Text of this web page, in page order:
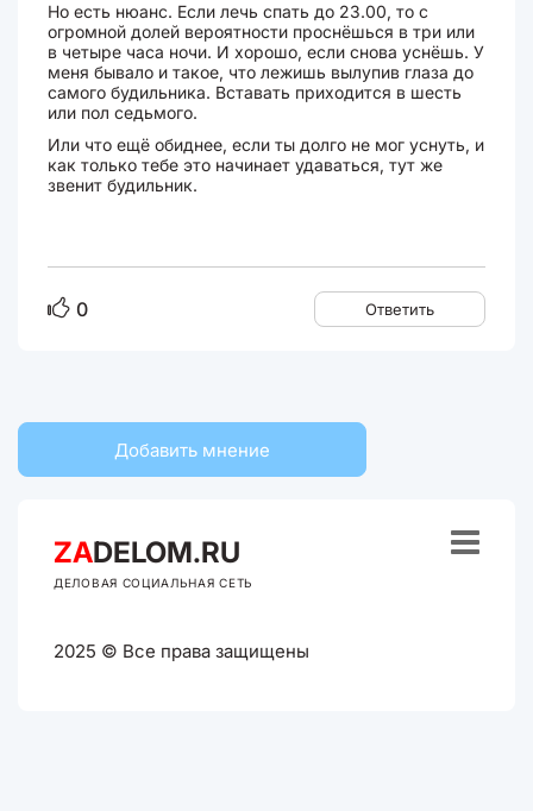
Но есть нюанс. Если лечь спать до 23.00, то с
огромной долей вероятности проснёшься в три или
в четыре часа ночи. И хорошо, если снова уснёшь. У
меня бывало и такое, что лежишь вылупив глаза до
самого будильника. Вставать приходится в шесть
или пол седьмого.
Или что ещё обиднее, если ты долго не мог уснуть, и
как только тебе это начинает удаваться, тут же
звенит будильник.
0 Ответить
Добавить мнение
ZADELOM.RU
ДЕЛОВАЯ СОЦИАЛЬНАЯ СЕТЬ
2025 © Все права защищены
